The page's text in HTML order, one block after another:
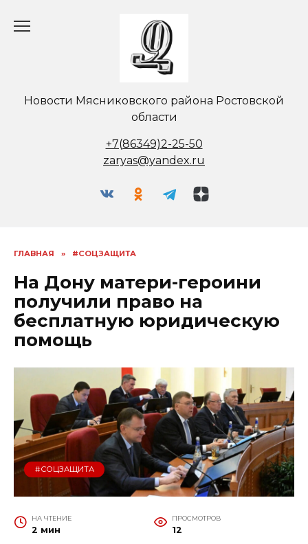
Новости Мясниковского района Ростовской
области
+7(86349)2-25-50
zaryas@yandex.ru
ГЛАВНАЯ » #СОЦЗАЩИТА
На Дону матери-героини
получили право на
бесплатную юридическую
помощь
#СОЦЗАЩИТА
НА ЧТЕНИЕ
2 мин
ПРОСМОТРОВ
12